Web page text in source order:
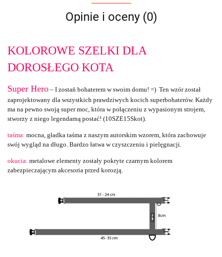
Opinie i oceny (0)
KOLOROWE SZELKI DLA
DOROSŁEGO KOTA
Super Hero – I zostań bohaterem w swoim domu! =) Ten wzór został
zaprojektowany dla wszystkich prawdziwych kocich superbohaterów. Każdy
ma na pewno swoją super moc, która w połączeniu z wypasionym strojem,
stworzy z niego legendarną postać! (10SZE15Skot).
taśma: mocna, gładka taśma z naszym autorskim wzorem, która zachowuje
swój wygląd na długo. Bardzo łatwa w czyszczeniu i pielęgnacji.
okucia: metalowe elementy zostały pokryte czarnym kolorem
zabezpieczającym akcesoria przed korozją.